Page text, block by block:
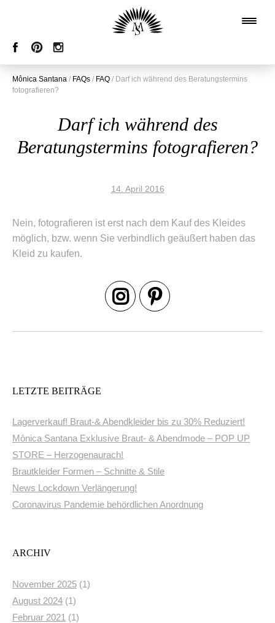
Mônica Santana / FAQs / FAQ / Darf ich während des Beratungstermins
fotografieren?
Darf ich während des
Beratungstermins fotografieren?
14. April 2016
Nein, fotografieren ist erst nach dem Kauf des Kleides
möglich, bzw. wenn Sie verbindlich geäußert haben das
Kleid zu kaufen.
LETZTE BEITRÄGE
Lagerverkauf! Braut-& Abendkleider bis zu 30% Reduziert!
Mônica Santana Exklusive Braut- & Abendmode – POP UP
STORE – Herzogenaurach!
Brautkleider Formen – Schnitte & Stile
News Lockdown Verlängerung!
Coronavirus Pandemie behördlichen Anordnung
ARCHIV
November 2025 (1)
August 2024 (1)
Februar 2021 (1)